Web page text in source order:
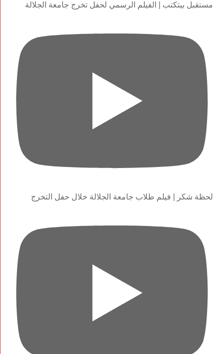
مستقبل بيتكتب | الفيلم الرسمي لحفل تخرج جامعة الجلالة
لحظة شكر | فيلم طلاب جامعة الجلالة خلال حفل التخرج